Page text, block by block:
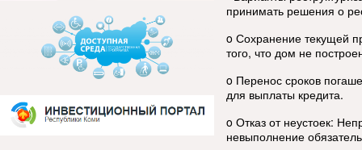
принимать решения о
o Сохранение текущей
того, что дом не
o Перенос сроков
для выплаты кредита.
o Отказ от неустоек:
невыполнение